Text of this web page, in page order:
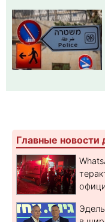
Главные новости